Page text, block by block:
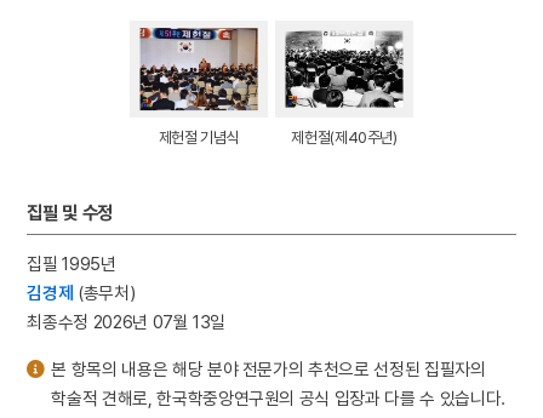
제헌절 기념식 제헌절(제40주년)
집필 및 수정
집필 1995년
김경제 (총무처)
최종수정 2026년 07월 13일
본 항목의 내용은 해당 분야 전문가의 추천으로 선정된 집필자의
학술적 견해로, 한국학중앙연구원의 공식 입장과 다를 수 있습니다.